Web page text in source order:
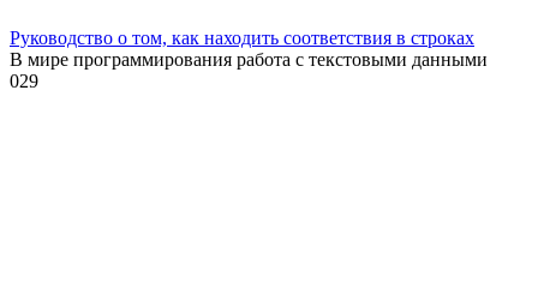
Руководство о том, как находить соответствия в строках
В мире программирования работа с текстовыми данными
029